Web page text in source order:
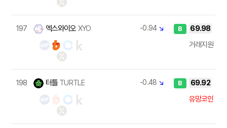
197 엑스와이오 XYO -0.94 ↘ B
69.98
거래지원
198 터틀 TURTLE -0.48 ↘ B
69.92
유망코인